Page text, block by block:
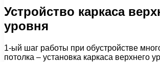
Устройство каркаса
уровня
1-ый шаг работы при обустройстве
потолка – установка каркаса верхнего